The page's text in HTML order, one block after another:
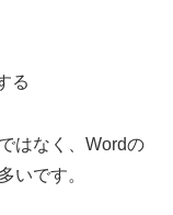
る
はなく、Wordの
いです。